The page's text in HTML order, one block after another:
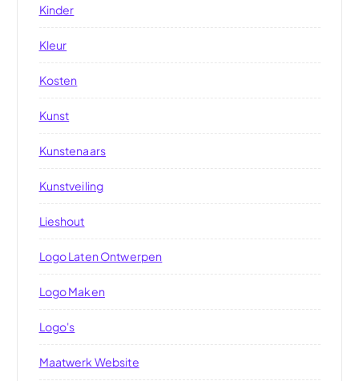
Kinder
Kleur
Kosten
Kunst
Kunstenaars
Kunstveiling
Lieshout
Logo Laten Ontwerpen
Logo Maken
Logo's
Maatwerk Website